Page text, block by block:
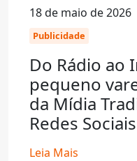
18 de maio de 2026
Publicidade
Do Rádio ao
pequeno
da Mídia
Redes
Leia Mais